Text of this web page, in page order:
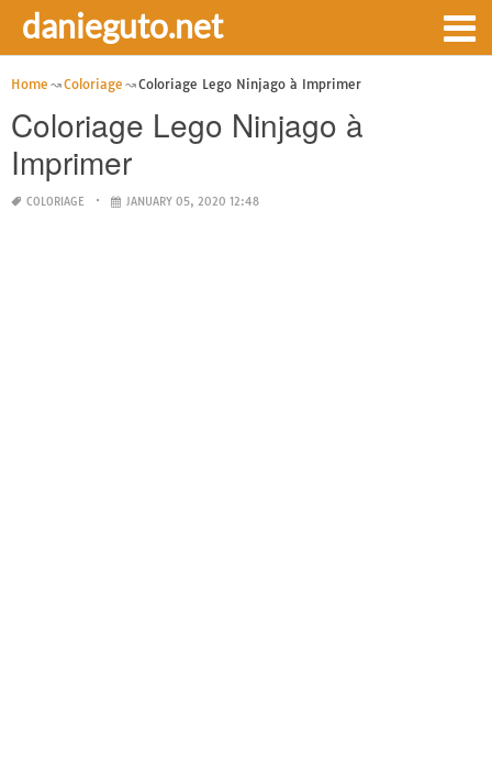
danieguto.net
Home Coloriage Coloriage Lego Ninjago à Imprimer
Coloriage Lego Ninjago à
Imprimer
COLORIAGE JANUARY 05, 2020 12:48